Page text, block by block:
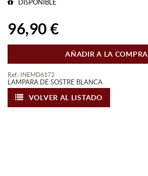
DISPONIBLE
96,90 €
AÑADIR A LA COMPRA
Ref.: INEMD6172
LAMPARA DE SOSTRE BLANCA
VOLVER AL LISTADO